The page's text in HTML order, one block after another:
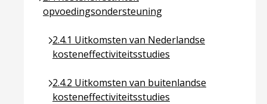
opvoedingsondersteuning
2.4.1 Uitkomsten van Nederlandse
kosteneffectiviteitsstudies
Ga naar pagina over 2.4.1 Uitkomsten van
2.4.2 Uitkomsten van buitenlandse
kosteneffectiviteitsstudies
Ga naar pagina over 2.4.2 Uitkomsten van